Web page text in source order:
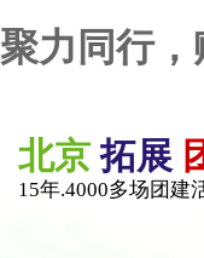
聚力同行
北京拓展
15年.4000多场团建